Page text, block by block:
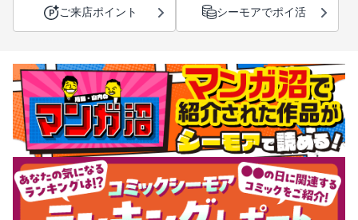
ご来店ポイント シーモアでポイ活